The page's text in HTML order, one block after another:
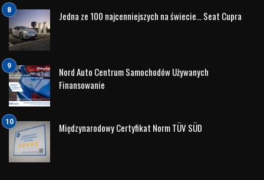
Jedna ze 100 najcenniejszych na świecie… Seat Cupra
Nord Auto Centrum Samochodów Używanych
Finansowanie
Międzynarodowy Certyfikat Norm TÜV SÜD